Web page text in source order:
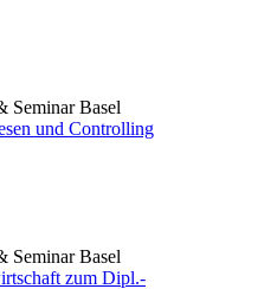
Seminar Basel
und Controlling
Seminar Basel
zum Dipl.-